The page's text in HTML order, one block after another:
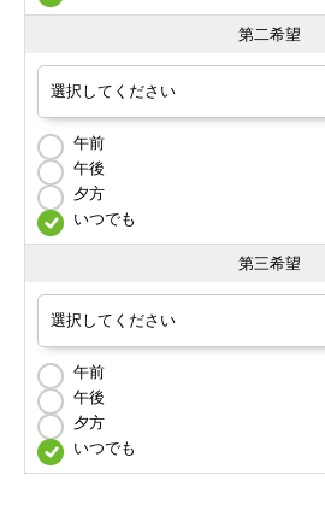
第二希望
午前
午後
夕方
いつでも
第三希望
午前
午後
夕方
いつでも